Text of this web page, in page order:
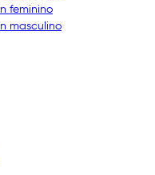
feminino
masculino